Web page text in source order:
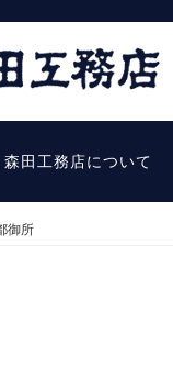
森田工務店について
御所